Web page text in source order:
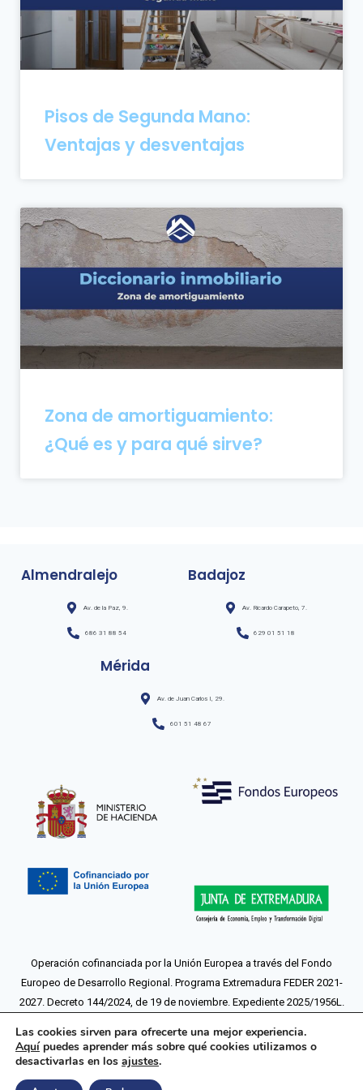
Pisos de Segunda Mano:
Ventajas y desventajas
Zona de amortiguamiento:
¿Qué es y para qué sirve?
Almendralejo
Av. de la Paz, 9.
686 31 88 54
Badajoz
Av. Ricardo Carapeto, 7.
629 01 51 18
Mérida
Av. de Juan Carlos I, 29.
601 51 48 67
Operación cofinanciada por la Unión Europea a través del Fondo
Europeo de Desarrollo Regional. Programa Extremadura FEDER 2021-
2027. Decreto 144/2024, de 19 de noviembre. Expediente 2025/1956L.
Aviso legal|Política de privacidad
Condiciones de contratación
Las cookies sirven para ofrecerte una mejor experiencia.
Aquípuedes aprender más sobre qué cookies utilizamos o
desactivarlas en los ajustes.